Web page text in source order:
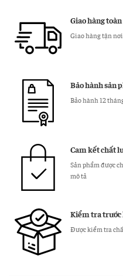
Điểu
Thật
Giao hàng
Giao hàng tận
Bảo hành sản
Bảo hành 12
Cam kết chất
Sản phẩm được
mô tả
Kiểm tra
Được kiểm tra